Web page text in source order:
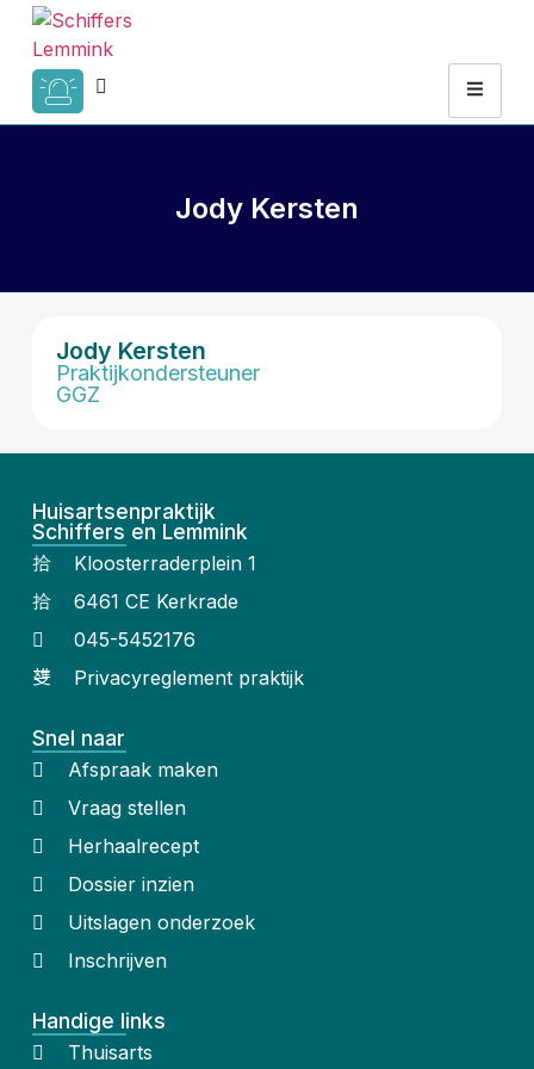
Jody Kersten
Jody Kersten
Praktijkondersteuner
GGZ
Huisartsenpraktijk
Schiffers en Lemmink
Kloosterraderplein 1
6461 CE Kerkrade
045-5452176
Privacyreglement praktijk
Snel naar
Afspraak maken
Vraag stellen
Herhaalrecept
Dossier inzien
Uitslagen onderzoek
Inschrijven
Handige links
Thuisarts